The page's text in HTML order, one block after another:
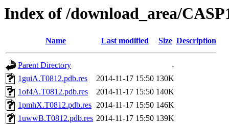
Index of /download_area/
Name Last modified Size Description
Parent Directory
-
1guiA.T0812.pdb.res
2014-11-17 15:50 130K
1of4A.T0812.pdb.res
2014-11-17 15:50 140K
1pmhX.T0812.pdb.res 2014-11-17 15:50 146K
1uwwB.T0812.pdb.res 2014-11-17 15:50 139K